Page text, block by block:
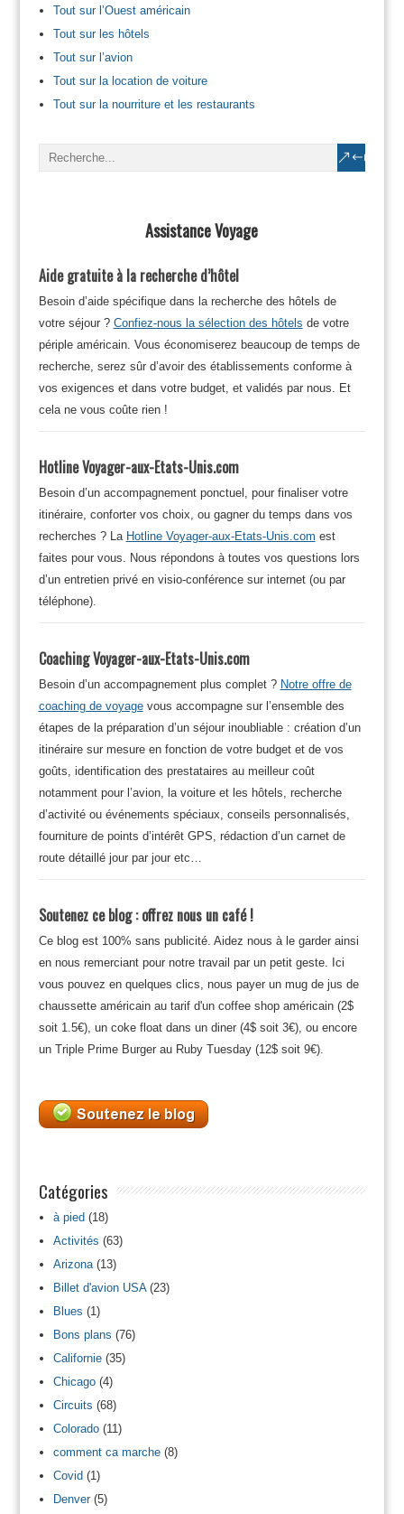
Tout sur l’Ouest américain
Tout sur les hôtels
Tout sur l’avion
Tout sur la location de voiture
Tout sur la nourriture et les restaurants
Assistance Voyage
Aide gratuite à la recherche d’hôtel
Besoin d’aide spécifique dans la recherche des hôtels de
votre séjour ? Confiez-nous la sélection des hôtels de votre
périple américain. Vous économiserez beaucoup de temps de
recherche, serez sûr d’avoir des établissements conforme à
vos exigences et dans votre budget, et validés par nous. Et
cela ne vous coûte rien !
Hotline Voyager-aux-Etats-Unis.com
Besoin d’un accompagnement ponctuel, pour finaliser votre
itinéraire, conforter vos choix, ou gagner du temps dans vos
recherches ? La Hotline Voyager-aux-Etats-Unis.com est
faites pour vous. Nous répondons à toutes vos questions lors
d’un entretien privé en visio-conférence sur internet (ou par
téléphone).
Coaching Voyager-aux-Etats-Unis.com
Besoin d’un accompagnement plus complet ? Notre offre de
coaching de voyagevous accompagne sur l’ensemble des
étapes de la préparation d’un séjour inoubliable : création d’un
itinéraire sur mesure en fonction de votre budget et de vos
goûts, identification des prestataires au meilleur coût
notamment pour l’avion, la voiture et les hôtels, recherche
d’activité ou événements spéciaux, conseils personnalisés,
fourniture de points d’intérêt GPS, rédaction d’un carnet de
route détaillé jour par jour etc…
Soutenez ce blog : offrez nous un café !
Ce blog est 100% sans publicité. Aidez nous à le garder ainsi
en nous remerciant pour notre travail par un petit geste. Ici
vous pouvez en quelques clics, nous payer un mug de jus de
chaussette américain au tarif d'un coffee shop américain (2$
soit 1.5€), un coke float dans un diner (4$ soit 3€), ou encore
un Triple Prime Burger au Ruby Tuesday (12$ soit 9€).
Catégories
à pied(18)
Activités (63)
Arizona(13)
Billet d'avion USA(23)
Blues (1)
Bons plans (76)
Californie(35)
Chicago(4)
Circuits (68)
Colorado(11)
comment ca marche(8)
Covid(1)
Denver(5)